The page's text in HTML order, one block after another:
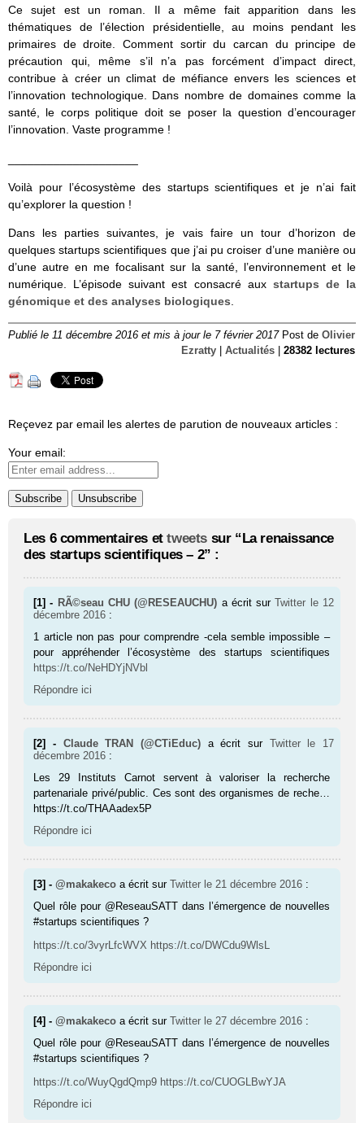
Ce sujet est un roman. Il a même fait apparition dans les
thématiques de l’élection présidentielle, au moins pendant les
primaires de droite. Comment sortir du carcan du principe de
précaution qui, même s’il n’a pas forcément d’impact direct,
contribue à créer un climat de méfiance envers les sciences et
l’innovation technologique. Dans nombre de domaines comme la
santé, le corps politique doit se poser la question d’encourager
l’innovation. Vaste programme !
Voilà pour l’écosystème des startups scientifiques et je n’ai fait
qu’explorer la question !
Dans les parties suivantes, je vais faire un tour d’horizon de
quelques startups scientifiques que j’ai pu croiser d’une manière ou
d’une autre en me focalisant sur la santé, l’environnement et le
numérique. L’épisode suivant est consacré aux startups de la
génomique et des analyses biologiques
Publié le 11 décembre 2016 et mis à jour le 7 février 2017 Post de Olivier
Ezratty
Actualités 28382 lectures
Reçevez par email les alertes de parution de nouveaux articles :
Your email:
Les 6 commentaires ettweets sur “La renaissance
des startups scientifiques – 2” :
[1] - RÃ©seau CHU (@RESEAUCHU) a écrit surTwitter le 12
décembre 2016 :
1 article non pas pour comprendre -cela semble impossible –
pour appréhender l’écosystème des startups scientifiques
https://t.co/NeHDYjNVbl
Répondre ici
[2] - Claude TRAN (@CTiEduc) a écrit sur Twitter
le 17
décembre 2016 :
Les 29 Instituts Carnot servent à valoriser la recherche
partenariale privé/public. Ces sont des organismes de reche…
https://t.co/THAAadex5P
Répondre ici
[3] -@makakeco a écrit surTwitter le 21 décembre 2016 :
Quel rôle pour @ReseauSATT dans l’émergence de nouvelles
#startups scientifiques ?
https://t.co/3vyrLfcWVX https://t.co/DWCdu9WlsL
Répondre ici
[4] -@makakeco a écrit surTwitter le 27 décembre 2016 :
Quel rôle pour @ReseauSATT dans l’émergence de nouvelles
#startups scientifiques ?
https://t.co/WuyQgdQmp9 https://t.co/CUOGLBwYJA
Répondre ici